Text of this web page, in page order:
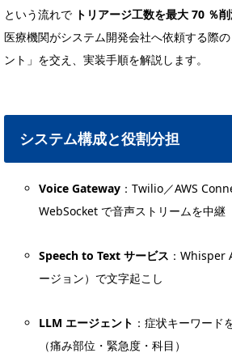
という流れで トリアージ工数を最大 70 ％
医療機関がシステム開発会社へ依頼する際
ント」を交え、実装手順を解説します。
システム構成と役割分担
Voice Gateway ：Twilio／AWS
WebSocket で音声ストリームを中継
Speech to Text サービス ：Whisper
ージョン）で文字起こし
LLM エージェント ：症状キーワード
（痛み部位・緊急度・科目）